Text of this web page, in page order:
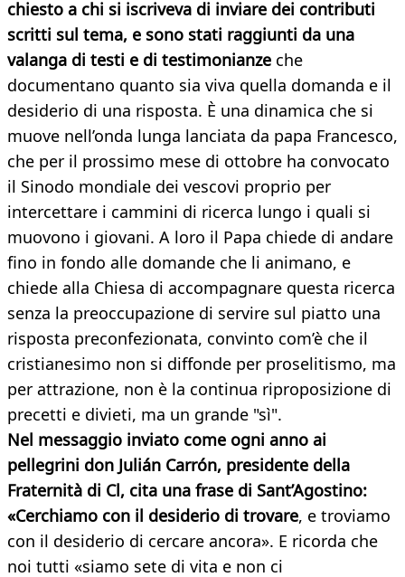
chiesto a chi si iscriveva di inviare dei contributi
scritti sul tema, e sono stati raggiunti da una
valanga di testi e di testimonianze che
documentano quanto sia viva quella domanda e il
desiderio di una risposta. È una dinamica che si
muove nell’onda lunga lanciata da papa Francesco,
che per il prossimo mese di ottobre ha convocato
il Sinodo mondiale dei vescovi proprio per
intercettare i cammini di ricerca lungo i quali si
muovono i giovani. A loro il Papa chiede di andare
fino in fondo alle domande che li animano, e
chiede alla Chiesa di accompagnare questa ricerca
senza la preoccupazione di servire sul piatto una
risposta preconfezionata, convinto com’è che il
cristianesimo non si diffonde per proselitismo, ma
per attrazione, non è la continua riproposizione di
precetti e divieti, ma un grande "sì".
Nel messaggio inviato come ogni anno ai
pellegrini don Julián Carrón, presidente della
Fraternità di Cl, cita una frase di Sant’Agostino:
«Cerchiamo con il desiderio di trovare, e troviamo
con il desiderio di cercare ancora». E ricorda che
noi tutti «siamo sete di vita e non ci